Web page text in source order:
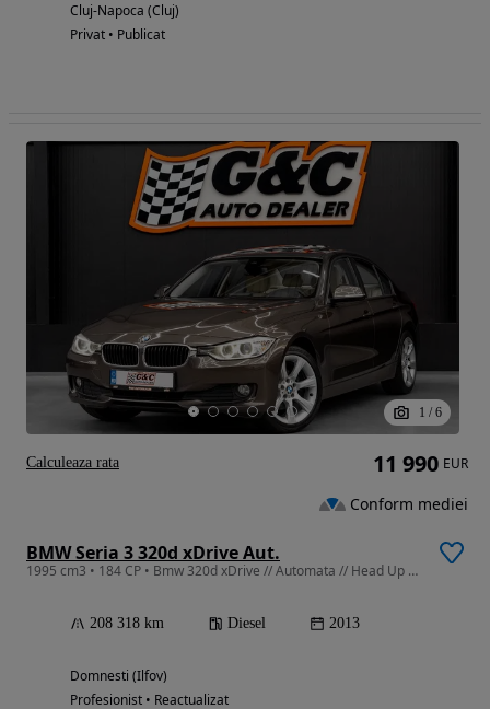
Cluj-Napoca (Cluj)
Privat • Publicat
1 / 6
BMW Seria 3 320d xDrive Aut.
1995 cm3 • 184 CP • Bmw 320d xDrive // Automata // Head Up Display // Trapa Electrica
208 318 km Diesel 2013
Domnesti (Ilfov)
Profesionist • Reactualizat
11 990 EUR
Conform mediei
Calculeaza rata